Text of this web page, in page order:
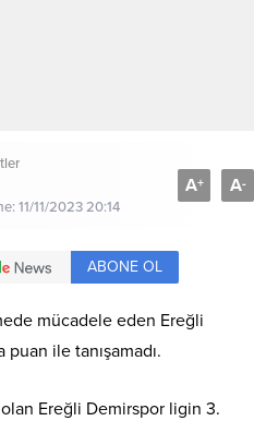
11/11/2023 20:14
A+ A-
ABONE OL
mücadele eden Ereğli
ile tanışamadı.
Ereğli Demirspor ligin 3.